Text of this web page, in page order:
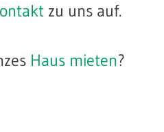
zu uns auf.
Haus mieten?